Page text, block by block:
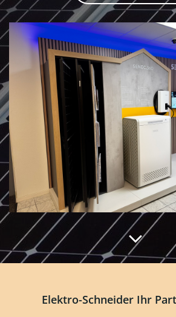
jetzt neu! unsere SENEC
MEHR ERFAHREN
Elektro-Schneider Ihr